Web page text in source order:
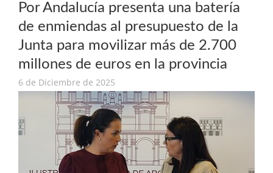
Por Andalucía presenta una batería
de enmiendas al presupuesto de la
Junta para movilizar más de 2.700
millones de euros en la provincia
6 de Diciembre de 2025